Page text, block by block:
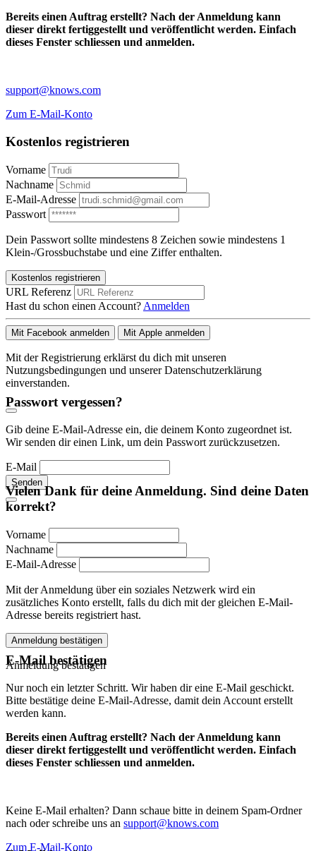
Bereits einen Auftrag erstellt? Nach der Anmeldung kann
dieser direkt fertiggestellt und veröffentlicht werden. Einfach
dieses Fenster schliessen und anmelden.
support@knows.com
Zum E-Mail-Konto
Kostenlos registrieren
Vorname
Nachname
E-Mail-Adresse
Passwort
Dein Passwort sollte mindestens 8 Zeichen sowie mindestens 1
Klein-/Grossbuchstabe und eine Ziffer enthalten.
Kostenlos registrieren
URL Referenz
Hast du schon einen Account? Anmelden
Mit Facebook anmelden Mit Apple anmelden
Mit der Registrierung erklärst du dich mit unseren
Nutzungsbedingungen und unserer Datenschutzerklärung
einverstanden.
Passwort vergessen?
Gib deine E-Mail-Adresse ein, die deinem Konto zugeordnet ist.
Wir senden dir einen Link, um dein Passwort zurückzusetzen.
E-Mail
Senden
Vielen Dank für deine Anmeldung. Sind deine Daten
korrekt?
Vorname
Nachname
E-Mail-Adresse
Mit der Anmeldung über ein soziales Netzwerk wird ein
zusätzliches Konto erstellt, falls du dich mit der gleichen E-Mail-
Adresse bereits registriert hast.
Anmeldung bestätigen
Anmeldung bestätigen
E-Mail bestätigen
Nur noch ein letzter Schritt. Wir haben dir eine E-Mail geschickt.
Bitte bestätige deine E-Mail-Adresse, damit dein Account erstellt
werden kann.
Bereits einen Auftrag erstellt? Nach der Anmeldung kann
dieser direkt fertiggestellt und veröffentlicht werden. Einfach
dieses Fenster schliessen und anmelden.
Keine E-Mail erhalten? Dann schaue bitte in deinem Spam-Ordner
nach oder schreibe uns an support@knows.com
Zum E-Mail-Konto